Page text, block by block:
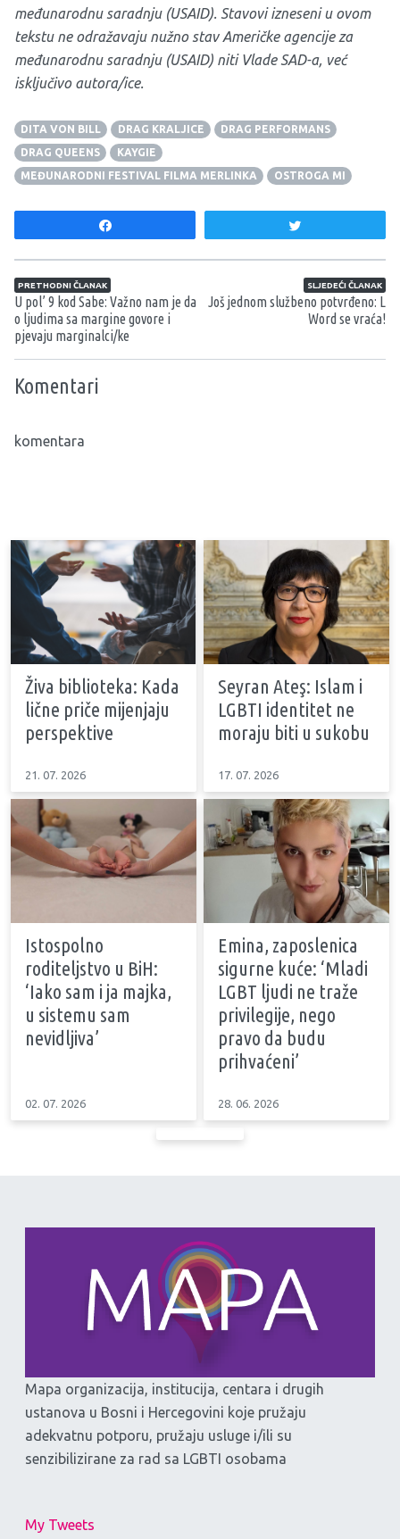
međunarodnu saradnju (USAID). Stavovi izneseni u ovom
tekstu ne odražavaju nužno stav Američke agencije za
međunarodnu saradnju (USAID) niti Vlade SAD-a, već
isključivo autora/ice.
DITA VON BILL DRAG KRALJICE
DRAG PERFORMANS
DRAG QUEENS
KAYGIE
MEĐUNARODNI FESTIVAL FILMA MERLINKA
OSTROGA MI
Navigacija članaka
PRETHODNI ČLANAK
U pol’ 9 kod Sabe: Važno nam je da
o ljudima sa margine govore i
pjevaju marginalci/ke
SLJEDEĆI ČLANAK
Još jednom službeno potvrđeno: L
Word se vraća!
Komentari
komentara
Živa biblioteka: Kada
lične priče mijenjaju
perspektive
21. 07. 2026
Seyran Ateş: Islam i
LGBTI identitet ne
moraju biti u sukobu
17. 07. 2026
Istospolno
roditeljstvo u BiH:
‘Iako sam i ja majka,
u sistemu sam
nevidljiva’
02. 07. 2026
Emina, zaposlenica
sigurne kuće: ‘Mladi
LGBT ljudi ne traže
privilegije, nego
pravo da budu
prihvaćeni’
28. 06. 2026
Mapa organizacija, institucija, centara i drugih
ustanova u Bosni i Hercegovini koje pružaju
adekvatnu potporu, pružaju usluge i/ili su
senzibilizirane za rad sa LGBTI osobama
My Tweets